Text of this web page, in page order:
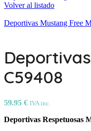
Volver al listado
Deportivas Mustang
C59408
59.95 € IVA inc.
Deportivas Respetuosas